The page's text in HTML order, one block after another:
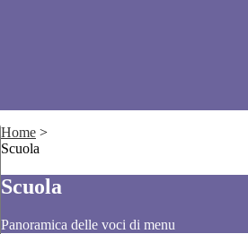
Home >
Scuola
Scuola
Panoramica delle voci di menu